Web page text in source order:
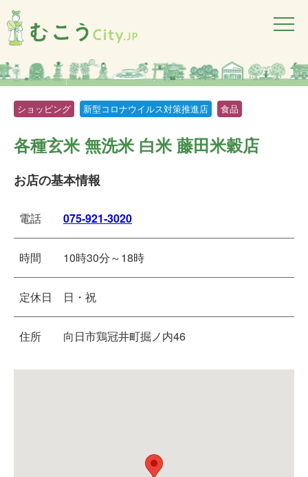
ショッピング 新型コロナウイルス対策推進店 食品
各種玄米 無洗米 白米 藤田米穀店
お店の基本情報
電話 075-921-3020
時間 10時30分～18時
定休日 日・祝
住所 向日市鶏冠井町掘ノ内46